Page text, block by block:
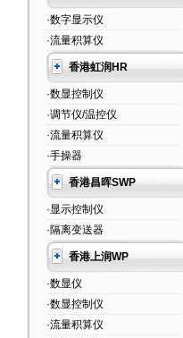
·数字显示仪
·流量积算仪
香港虹润HR
·数显控制仪
·调节仪/温控仪
·流量积算仪
·手操器
香港昌晖SWP
·显示控制仪
·隔离变送器
香港上润WP
·数显仪
·数显控制仪
·流量积算仪